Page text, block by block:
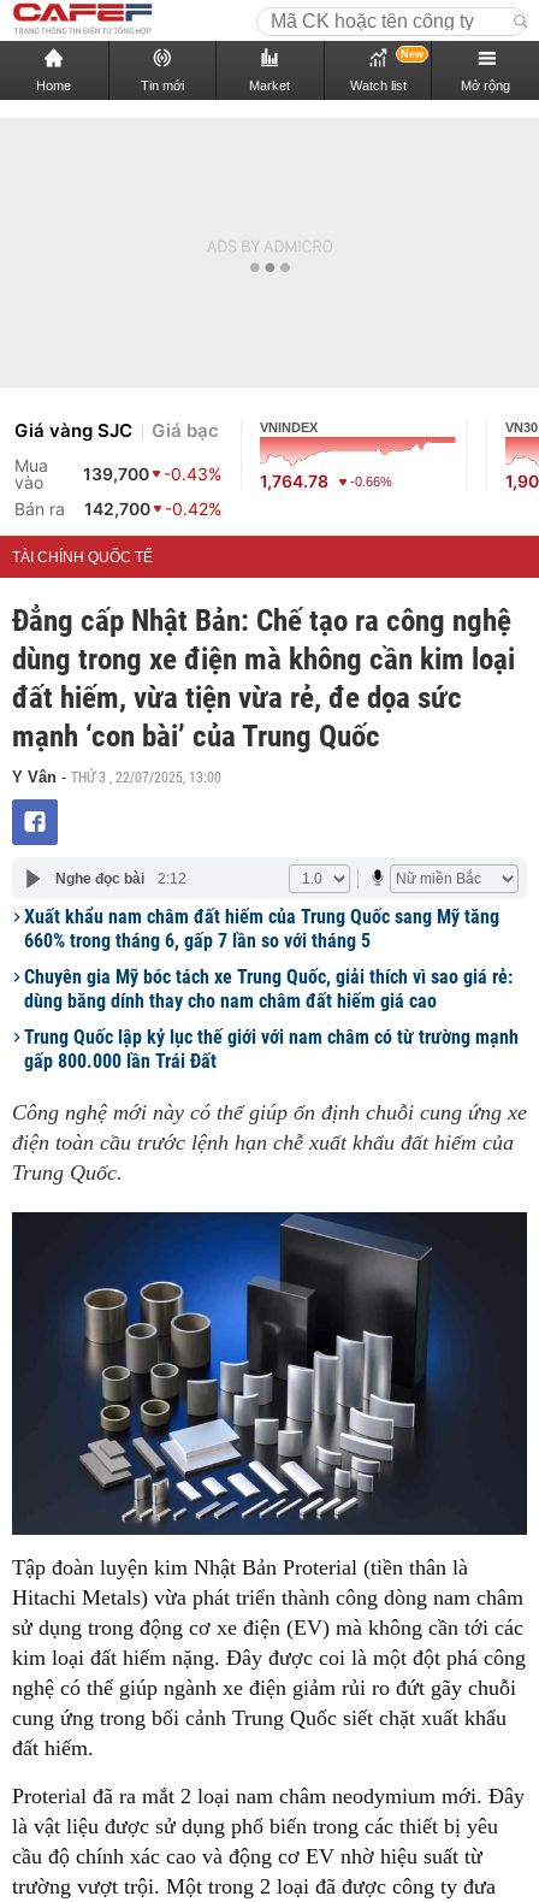
Home Tin mới Market Watch list
New
Mở rộng
Giá vàng SJC Giá bạc
Mua
vào
139,700
-0.43%
Bán ra
142,700 -0.42%
VNINDEX
1,764.78 -0.66%
VN30
TÀI CHÍNH QUỐC TẾ
Đẳng cấp Nhật Bản: Chế tạo ra công nghệ
dùng trong xe điện mà không cần kim loại
đất hiếm, vừa tiện vừa rẻ, đe dọa sức
mạnh ‘con bài’ của Trung Quốc
Y Vân - THỨ 3 , 22/07/2025, 13:00
Nghe đọc bài 2:12
Xuất khẩu nam châm đất hiếm của Trung Quốc sang Mỹ tăng
660% trong tháng 6, gấp 7 lần so với tháng 5
Chuyên gia Mỹ bóc tách xe Trung Quốc, giải thích vì sao giá rẻ:
dùng băng dính thay cho nam châm đất hiếm giá cao
Trung Quốc lập kỷ lục thế giới với nam châm có từ trường mạnh
gấp 800.000 lần Trái Đất
Công nghệ mới này có thể giúp ổn định chuỗi cung ứng xe
điện toàn cầu trước lệnh hạn chễ xuất khẩu đất hiếm của
Trung Quốc.
Tập đoàn luyện kim Nhật Bản Proterial (tiền thân là
Hitachi Metals) vừa phát triển thành công dòng nam châm
sử dụng trong động cơ xe điện (EV) mà không cần tới các
kim loại đất hiếm nặng. Đây được coi là một đột phá công
nghệ có thể giúp ngành xe điện giảm rủi ro đứt gãy chuỗi
cung ứng trong bối cảnh Trung Quốc siết chặt xuất khẩu
đất hiếm.
Proterial đã ra mắt 2 loại nam châm neodymium mới. Đây
là vật liệu được sử dụng phổ biến trong các thiết bị yêu
cầu độ chính xác cao và động cơ EV nhờ hiệu suất từ
trường vượt trội. Một trong 2 loại đã được công ty đưa